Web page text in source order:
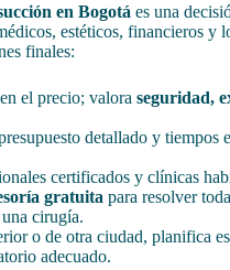
en Bogotá es una
estéticos, financieros y
finales:
el precio; valora seguridad,
detallado y tiempos
certificados y clínicas
gratuita para resolver
cirugía.
o de otra ciudad, planifica
adecuado.